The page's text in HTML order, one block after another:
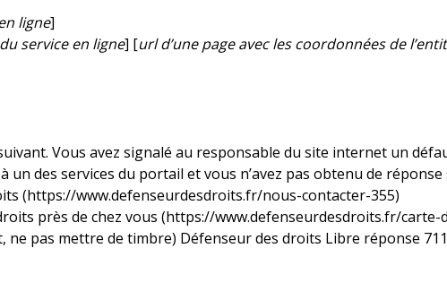
ligne]
service en ligne] [url d’une page avec les coordonnées de
Vous avez signalé au responsable du site internet un
un des services du portail et vous n’avez pas obtenu de
(https://www.defenseurdesdroits.fr/nous-contacter-355)
près de chez vous (https://www.defenseurdesdroits.fr/carte-
pas mettre de timbre) Défenseur des droits Libre réponse